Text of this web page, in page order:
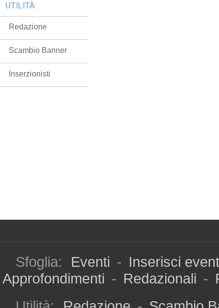
UTILITÀ:
Redazione
Scambio Banner
Inserzionisti
Sfoglia: Eventi - Inserisci
Approfondimenti - Redazionali -